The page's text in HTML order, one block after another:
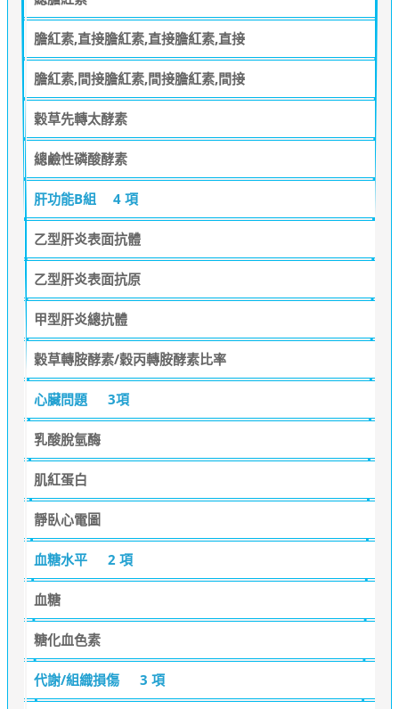
膽紅素,直接膽紅素,直接膽紅素,直接
膽紅素,間接膽紅素,間接膽紅素,間接
穀草先轉太酵素
總鹼性磷酸酵素
肝功能B組 4 項
乙型肝炎表面抗體
乙型肝炎表面抗原
甲型肝炎總抗體
穀草轉胺酵素/穀丙轉胺酵素比率
心臟問題 3項
乳酸脫氫酶
肌紅蛋白
靜臥心電圖
血糖水平 2 項
血糖
糖化血色素
代謝/組織損傷 3 項